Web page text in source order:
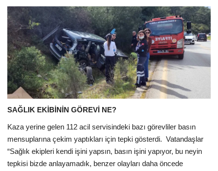
SAĞLIK EKİBİNİN GÖREVİ NE?
Kaza yerine gelen 112 acil servisindeki bazı görevliler basın
mensuplarına çekim yaptıkları için tepki gösterdi. Vatandaşlar
“Sağlık ekipleri kendi işini yapsın, basın işini yapıyor, bu neyin
tepkisi bizde anlayamadık, benzer olayları daha öncede